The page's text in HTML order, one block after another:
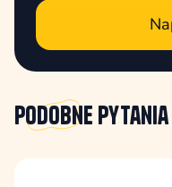
Podobne pytania